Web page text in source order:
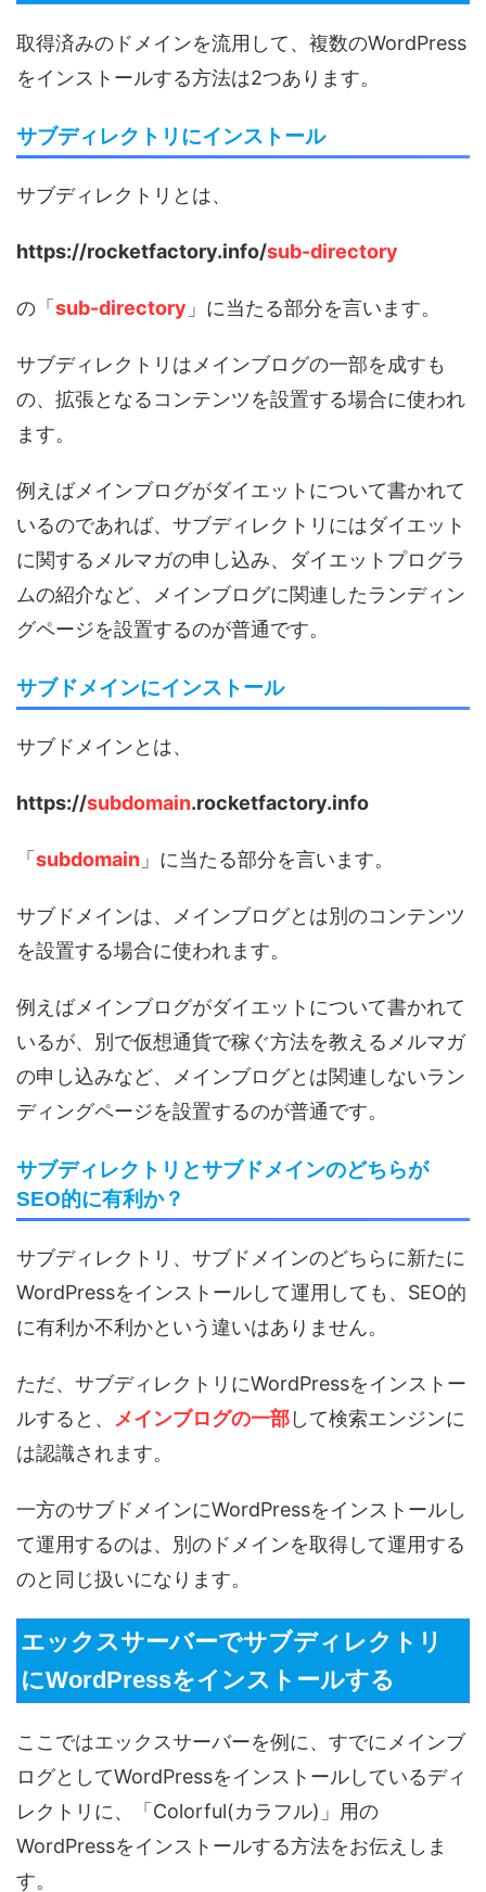
取得済みのドメインを流用して、複数のWordPress
をインストールする方法は2つあります。
サブディレクトリにインストール
サブディレクトリとは、
https://rocketfactory.info/sub-directory
の「 sub-directory 」に当たる部分を言います。
サブディレクトリはメインブログの一部を成すも
の、拡張となるコンテンツを設置する場合に使われ
ます。
例えばメインブログがダイエットについて書かれて
いるのであれば、サブディレクトリにはダイエット
に関するメルマガの申し込み、ダイエットプログラ
ムの紹介など、メインブログに関連したランディン
グページを設置するのが普通です。
サブドメインにインストール
サブドメインとは、
https://subdomain.rocketfactory.info
「 subdomain 」に当たる部分を言います。
サブドメインは、メインブログとは別のコンテンツ
を設置する場合に使われます。
例えばメインブログがダイエットについて書かれて
いるが、別で仮想通貨で稼ぐ方法を教えるメルマガ
の申し込みなど、メインブログとは関連しないラン
ディングページを設置するのが普通です。
サブディレクトリとサブドメインのどちらが
SEO的に有利か？
サブディレクトリ、サブドメインのどちらに新たに
WordPressをインストールして運用しても、SEO的
に有利か不利かという違いはありません。
ただ、サブディレクトリにWordPressをインストー
ルすると、
メインブログの一部して検索エンジンに
は認識されます。
一方のサブドメインにWordPressをインストールし
て運用するのは、別のドメインを取得して運用する
のと同じ扱いになります。
エックスサーバーでサブディレクトリ
にWordPressをインストールする
ここではエックスサーバーを例に、すでにメインブ
ログとしてWordPressをインストールしているディ
レクトリに、「Colorful(カラフル)」用の
WordPressをインストールする方法をお伝えしま
す。